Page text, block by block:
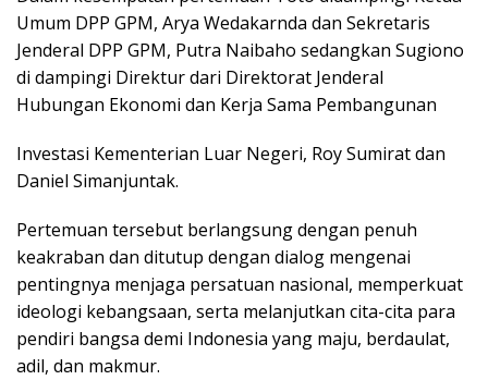
Umum DPP GPM, Arya Wedakarnda dan Sekretaris
Jenderal DPP GPM, Putra Naibaho sedangkan Sugiono
di dampingi Direktur dari Direktorat Jenderal
Hubungan Ekonomi dan Kerja Sama Pembangunan
Investasi Kementerian Luar Negeri, Roy Sumirat dan
Daniel Simanjuntak.
Pertemuan tersebut berlangsung dengan penuh
keakraban dan ditutup dengan dialog mengenai
pentingnya menjaga persatuan nasional, memperkuat
ideologi kebangsaan, serta melanjutkan cita-cita para
pendiri bangsa demi Indonesia yang maju, berdaulat,
adil, dan makmur.